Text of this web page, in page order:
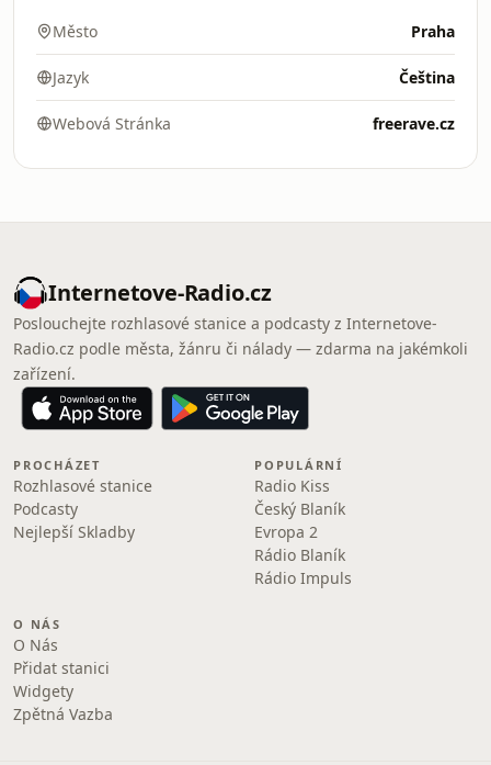
Město Praha
Jazyk Čeština
Webová Stránka freerave.cz
Internetove-Radio.cz
Poslouchejte rozhlasové stanice a podcasty z Internetove-
Radio.cz podle města, žánru či nálady — zdarma na jakémkoli
zařízení.
PROCHÁZET
Rozhlasové stanice
Podcasty
Nejlepší Skladby
POPULÁRNÍ
Radio Kiss
Český Blaník
Evropa 2
Rádio Blaník
Rádio Impuls
O NÁS
O Nás
Přidat stanici
Widgety
Zpětná Vazba